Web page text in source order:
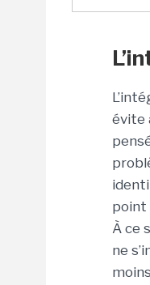
évite
point
À ce
ne